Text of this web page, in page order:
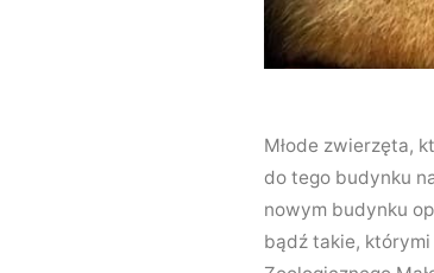
Młode zwierzęta,
do tego budynku
nowym budynku
bądź takie,